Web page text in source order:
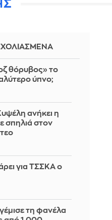
θόρυβος» το
ύπνο;
ανήκει η
σπηλιά στον
για ΤΣΣΚΑ ο
τη φανέλα